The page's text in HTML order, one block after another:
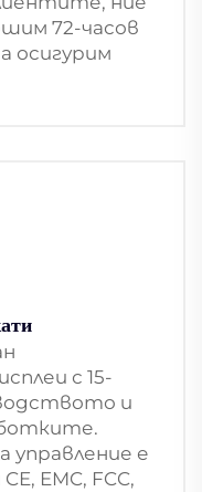
72-часов
осигурим
с 15-
и
управление е
EMC, FCC,